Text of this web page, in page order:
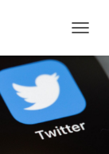
O
L
E
N